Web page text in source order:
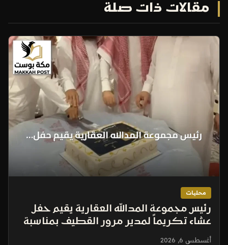
مقالات ذات صلة
محليات
رئيس مجموعة المدالله العقارية يقيم حفل
عشاء تكريماً لمدير مرور القطيف بمناسبة
ترقيته
أغسطس 6, 2026